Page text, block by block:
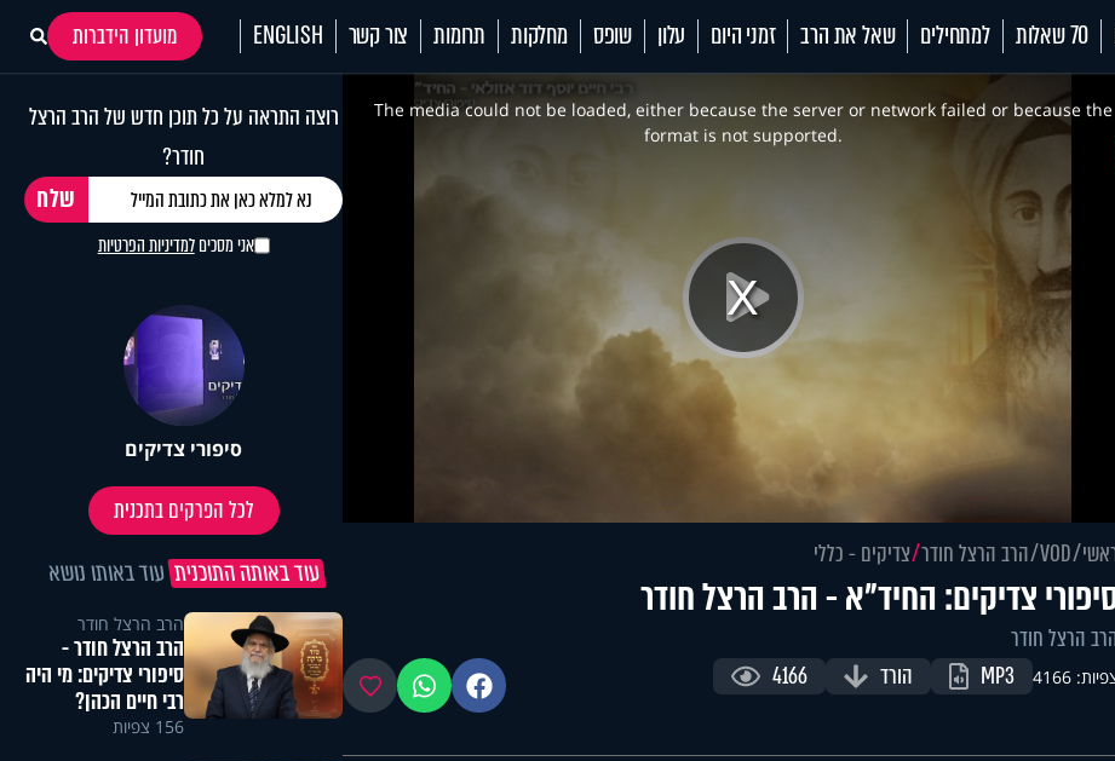
70 שאלות למתחילים שאל את הרב זמני היום עלון שופס מחלקות תרומות צור קשר ENGLISH
מועדון הידברות
Play
Video
This
modalThe media could not be loaded, either because the server or network failed or because the
format is not supported.
VOD הרב הרצל חודר צדיקים - כללי
צדיקים: החיד"א - הרב הרצל חודר
הרצל חודר
4166
MP3 הורד 4166 פייסבוקווטסאפ מועדפים
רוצה התראה על כל תוכן חדש של הרב הרצל
חודר?
אני מסכיםלמדיניות הפרטיות
סיפורי צדיקים
לכל הפרקים בתכנית
עוד באותה התוכנית עוד באותו נושא
הרב הרצל חודר
הרב הרצל חודר -
סיפורי צדיקים: מי היה
רבי חיים הכהן?
156 צפיות